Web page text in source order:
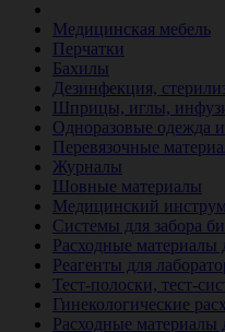
Медицинская мебель
Перчатки
Бахилы
Дезинфекция,
Шприцы, иглы,
Одноразовые одежда и
Перевязочные
Журналы
Шовные материалы
Медицинский
Системы для забора
Расходные материалы
Реагенты для
Тест-полоски, тест-
Гинекологические
Расходные